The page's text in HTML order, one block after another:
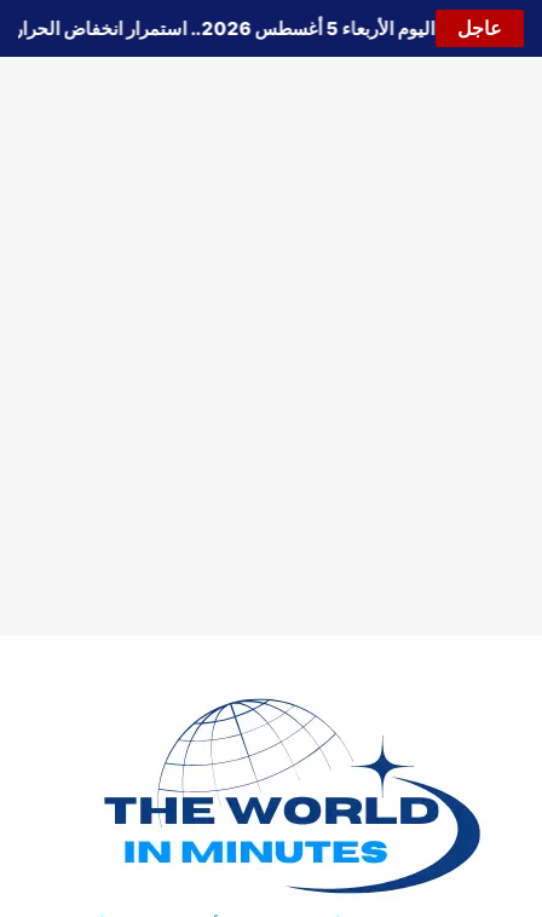
عاجل
حالة الطقس اليوم الأربعاء 5 أغسطس 2026.. استمرار انخفاض الحرارة وتحذيرات من الشبورة واضطراب الملاحة